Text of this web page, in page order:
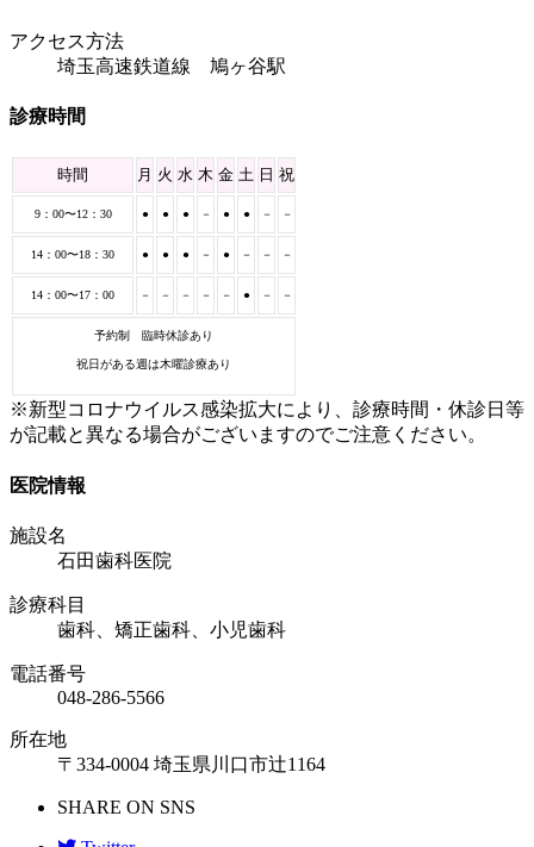
アクセス方法
埼玉高速鉄道線 鳩ヶ谷駅
診療時間
時間 月 火 水 木 金 土 日 祝
9：00〜12：30 ● ● ● － ● ● － －
14：00〜18：30 ● ● ● － ● － － －
14：00〜17：00 － － － － － ● － －
予約制 臨時休診あり
祝日がある週は木曜診療あり
※新型コロナウイルス感染拡大により、診療時間・休診日等
が記載と異なる場合がございますのでご注意ください。
医院情報
施設名
石田歯科医院
診療科目
歯科、矯正歯科、小児歯科
電話番号
048-286-5566
所在地
〒334-0004 埼玉県川口市辻1164
SHARE ON SNS